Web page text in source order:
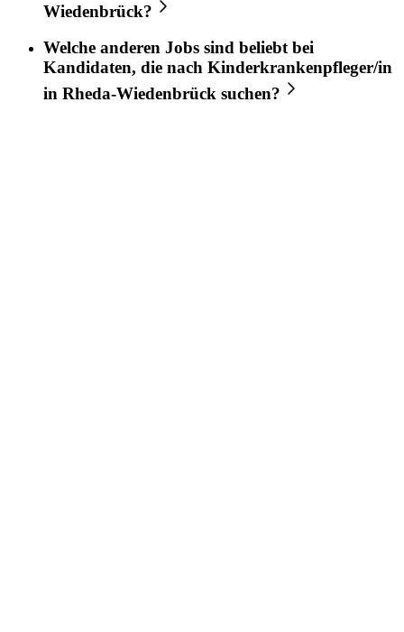
Wiedenbrück?
Welche anderen Jobs sind beliebt bei
Kandidaten, die nach Kinderkrankenpfleger/in
in Rheda-Wiedenbrück suchen?